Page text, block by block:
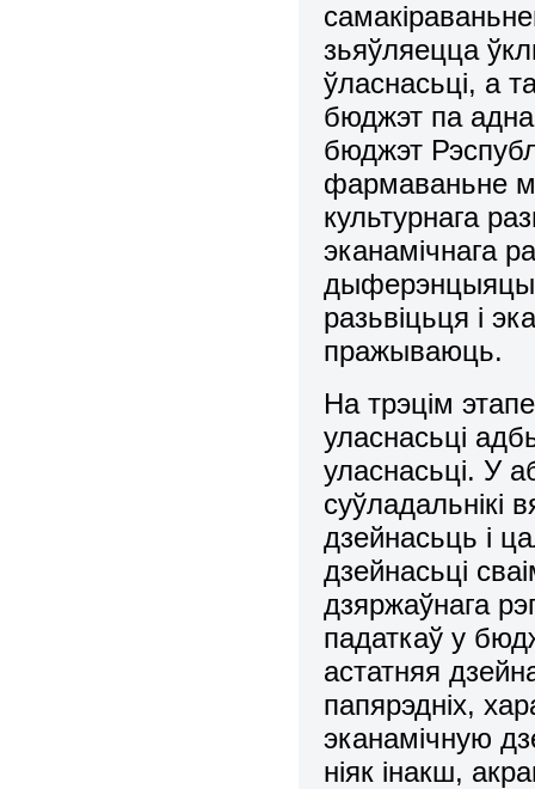
зьяўляецца
ўласнасьці, а
бюджэт па
бюджэт
фаpмаваньне
культуpнага
эканамічнага
разьвіцьця і
пpажываюць.
На тpэцім
уласнасьці
уласнасьці. У
суўладальнікі
дзейнасьць і
дзейнасьці
дзяpжаўнага
падаткаў у
астатняя
папяpэдніх,
эканамічную
ніяк інакш,